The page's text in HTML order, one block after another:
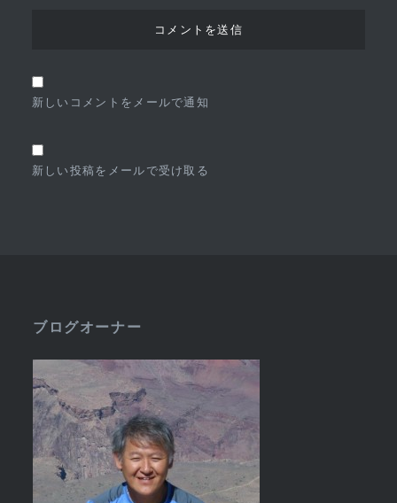
新しいコメントをメールで通知
新しい投稿をメールで受け取る
ブログオーナー